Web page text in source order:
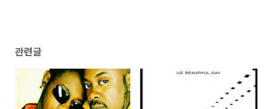
관련글